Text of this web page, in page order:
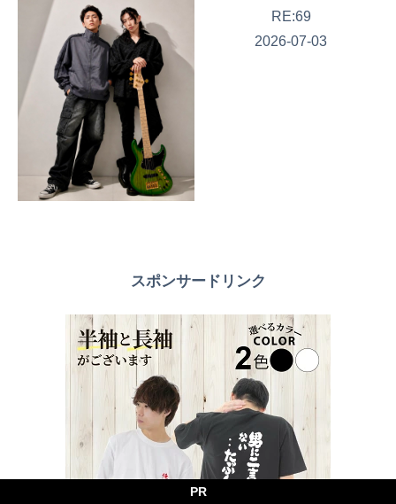
RE:69
2026-07-03
スポンサードリンク
PR